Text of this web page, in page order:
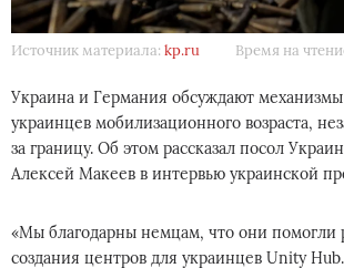
Источник материала: kp.ru Время на
Украина и Германия обсуждают
украинцев мобилизационного возраста,
за границу. Об этом рассказал посол
Алексей Макеев в интервью украинской
«Мы благодарны немцам, что они помогли
создания центров для украинцев Unity